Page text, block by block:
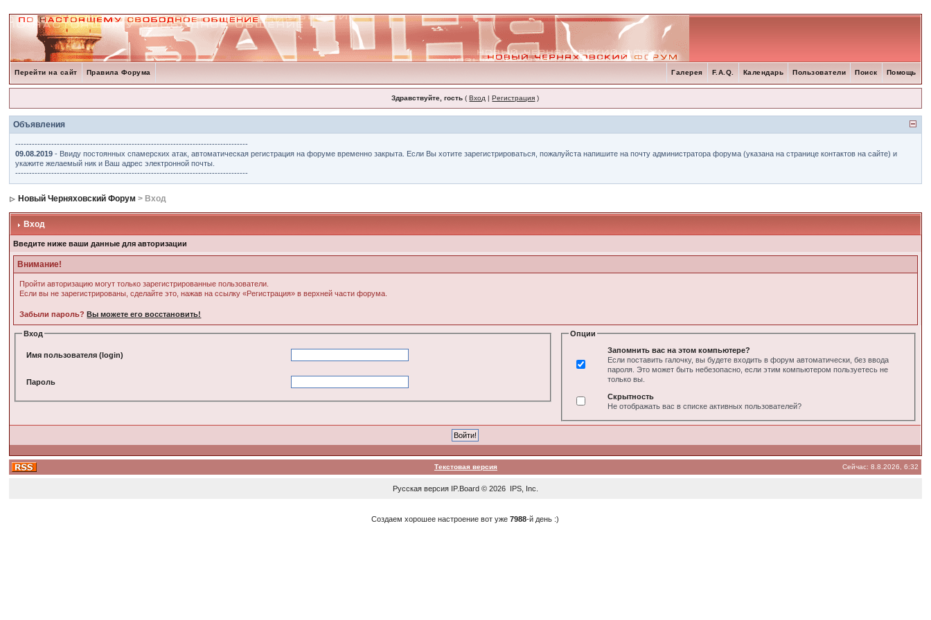
Перейти на сайт Правила Форума Помощь
Поиск
Пользователи
Календарь
F.A.Q.
Галерея
Здравствуйте, гость (Вход |Регистрация )
Объявления
------------------------------------------------------------------------------------
09.08.2019 - Ввиду постоянных спамерских атак, автоматическая регистрация на форуме временно закрыта. Если Вы хотите зарегистрироваться, пожалуйста напишите на почту администратора форума (указана на странице контактов на сайте) и
укажите желаемый ник и Ваш адрес электронной почты.
------------------------------------------------------------------------------------
Новый Черняховский Форум > Вход
Вход
Введите ниже ваши данные для авторизации
Внимание!
Пройти авторизацию могут только зарегистрированные пользователи.
Если вы не зарегистрированы, сделайте это, нажав на ссылку «Регистрация» в верхней части форума.
Забыли пароль?Вы можете его восстановить!
Вход
Имя пользователя (login)
Пароль
Опции
Запомнить вас на этом компьютере?
Если поставить галочку, вы будете входить в форум автоматически, без ввода
пароля. Это может быть небезопасно, если этим компьютером пользуетесь не
только вы.
Скрытность
Не отображать вас в списке активных пользователей?
Текстовая версия Сейчас: 8.8.2026, 6:32
Русская версия IP.Board© 2026 IPS, Inc
Создаем хорошее настроение вот уже7988-й день :)